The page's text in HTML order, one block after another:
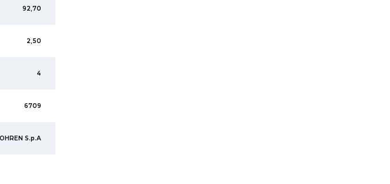
92,70
2,50
4
6709
S.p.A